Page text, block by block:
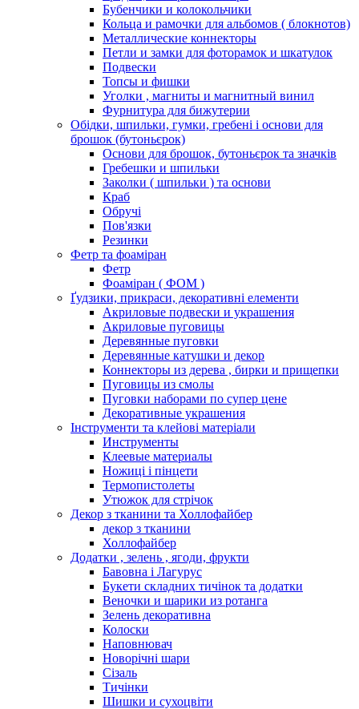
Бубенчики и колокольчики
Кольца и рамочки для альбомов ( блокнотов)
Металлические коннекторы
Петли и замки для фоторамок и шкатулок
Подвески
Топсы и фишки
Уголки , магниты и магнитный винил
Фурнитура для бижутерии
Обідки, шпильки, гумки, гребені і основи для
брошок (бутоньєрок)
Основи для брошок, бутоньєрок та значків
Гребешки и шпильки
Заколки ( шпильки ) та основи
Краб
Обручі
Пов'язки
Резинки
Фетр та фоаміран
Фетр
Фоаміран ( ФОМ )
Ґудзики, прикраси, декоративні елементи
Акриловые подвески и украшения
Акриловые пуговицы
Деревянные пуговки
Деревянные катушки и декор
Коннекторы из дерева , бирки и прищепки
Пуговицы из смолы
Пуговки наборами по супер цене
Декоративные украшения
Інструменти та клейові матеріали
Инструменты
Клеевые материалы
Ножиці і пінцети
Термопистолеты
Утюжок для стрічок
Декор з тканини та Холлофайбер
декор з тканини
Холлофайбер
Додатки , зелень , ягоди, фрукти
Бавовна і Лагурус
Букети складних тичінок та додатки
Веночки и шарики из ротанга
Зелень декоративна
Колоски
Наповнювач
Новорічні шари
Сізаль
Тичінки
Шишки и сухоцвіти